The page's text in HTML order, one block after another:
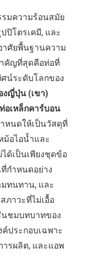
มความร้อนสมัย
ปิโตรเคมี, และ
าศัยพื้นฐานความ
คัญที่สุดคือท่อที่
น์ระดับโลกของ
งญี่ปุ่น (เขา)
ท่อเหล็กคาร์บอน
หนดให้เป็นวัสดุที่
ม้อไอน้ำและ
ด้เป็นเพียงชุดข้อ
กำหนดอย่าง
มทนทาน, และ
ภาวะที่ไม่เอื้อ
นชมบทบาทของ
ค์ประกอบเฉพาะ
รผลิต, และแอพ